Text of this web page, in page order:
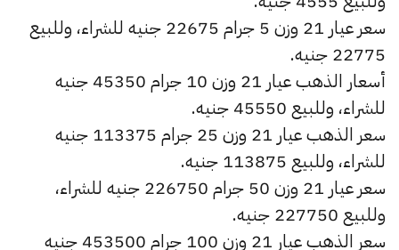
سعر عيار 21 وزن 5 جرام 22675 جنيه للشراء، وللبيع
22775 جنيه.
أسعار الذهب عيار 21 وزن 10 جرام 45350 جنيه
للشراء، وللبيع 45550 جنيه.
سعر الذهب عيار 21 وزن 25 جرام 113375 جنيه
للشراء، وللبيع 113875 جنيه.
سعر عيار 21 وزن 50 جرام 226750 جنيه للشراء،
وللبيع 227750 جنيه.
سعر الذهب عيار 21 وزن 100 جرام 453500 جنيه